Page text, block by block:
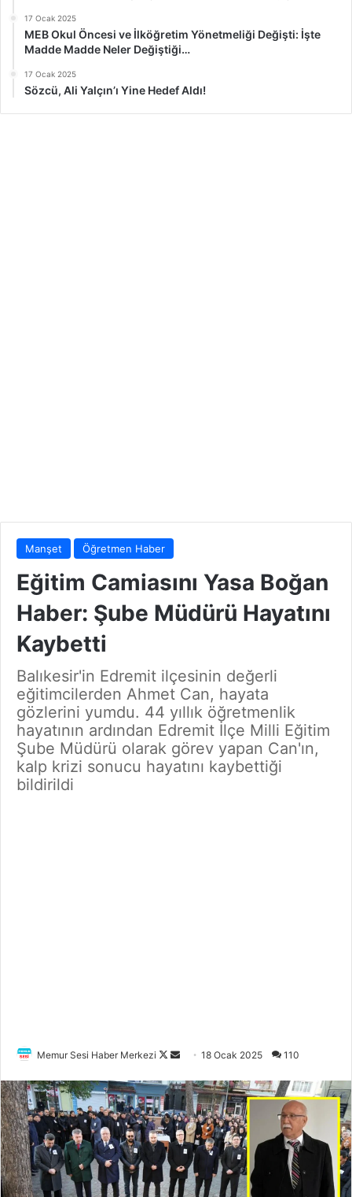
17 Ocak 2025
MEB Okul Öncesi ve İlköğretim Yönetmeliği Değişti: İşte
Madde Madde Neler Değiştiği…
17 Ocak 2025
Sözcü, Ali Yalçın’ı Yine Hedef Aldı!